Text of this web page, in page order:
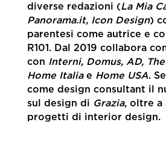
diverse redazioni (La Mia
Panorama.it, Icon Design)
parentesi come autrice e
R101. Dal 2019 collabora
con Interni, Domus, AD,
Home Italiae Home USA.
come design consultant il
sul design di Grazia, oltre a
progetti di interior design.